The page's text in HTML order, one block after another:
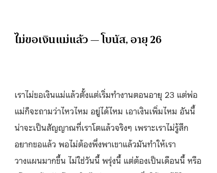
ไม่ขอเงินแม่แล้ว — โบนัส, อายุ 26
เราไม่ขอเงินแม่แล้วตั้งแต่เริ่มทำงานตอนอายุ 23 แต่พ่อ
แม่ก็จะถามว่าไหวไหม อยู่ได้ไหม เอาเงินเพิ่มไหม อันนี้
น่าจะเป็นสัญญาณที่เราโตแล้วจริงๆ เพราะเราไม่รู้สึก
อยากขอแล้ว พอไม่ต้องพึ่งพาเขาแล้วมันทำให้เรา
วางแผนมากขึ้น ไม่ใช่วันนี้ พรุ่งนี้ แต่ต้องเป็นเดือนนี้ หรือ